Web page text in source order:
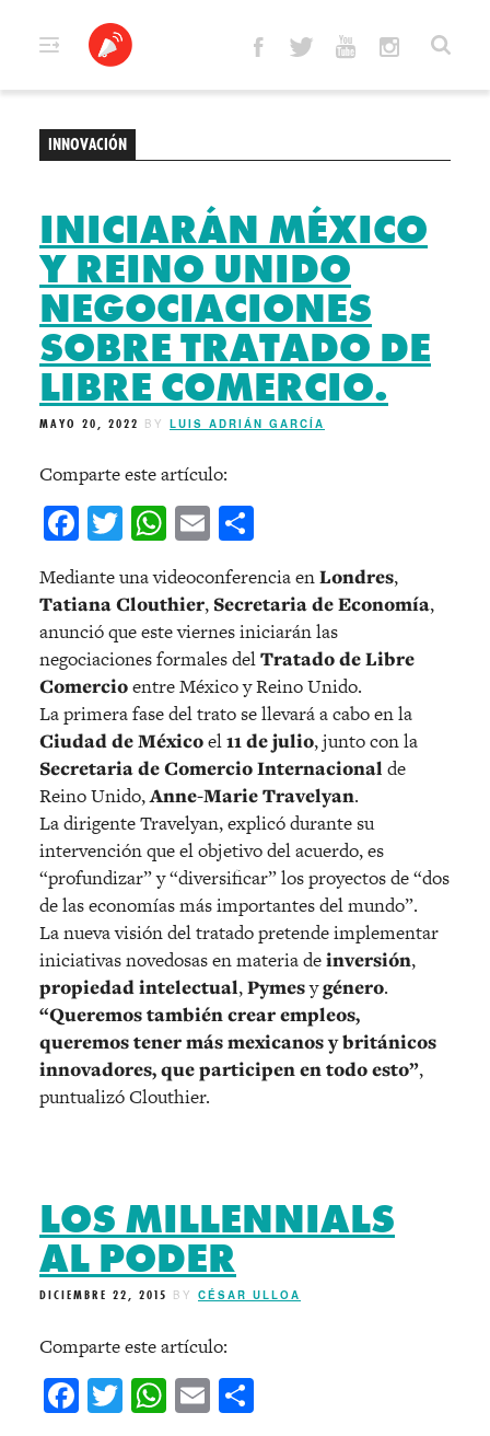
INNOVACIÓN
INICIARÁN MÉXICO
Y REINO UNIDO
NEGOCIACIONES
SOBRE TRATADO DE
LIBRE COMERCIO.
MAYO 20, 2022 BY LUIS ADRIÁN GARCÍA
Comparte este artículo:
Facebook
Twitter
WhatsApp
Email
Mediante una videoconferencia enLondres,
Tatiana Clouthier, Secretaria de Economía,
anunció que este viernes iniciarán las
negociaciones formales delTratado de Libre
Comercioentre México y Reino Unido.
La primera fase del trato se llevará a cabo en la
Ciudad de Méxicoel11 de julio, junto con la
Secretaria de Comercio Internacional de
Reino Unido,Anne-Marie Travelyan.
La dirigente Travelyan, explicó durante su
intervención que el objetivo del acuerdo, es
“profundizar” y “diversificar” los proyectos de “dos
de las economías más importantes del mundo”.
La nueva visión del tratado pretende implementar
iniciativas novedosas en materia deinversión,
propiedadintelectual,Pymesygénero.
“Queremos también crear empleos,
queremos tener más mexicanos y británicos
innovadores, que participen en todo esto”,
puntualizó Clouthier.
LOS MILLENNIALS
AL PODER
DICIEMBRE 22, 2015 BY CÉSAR ULLOA
Comparte este artículo:
Facebook
Twitter
WhatsApp
Email